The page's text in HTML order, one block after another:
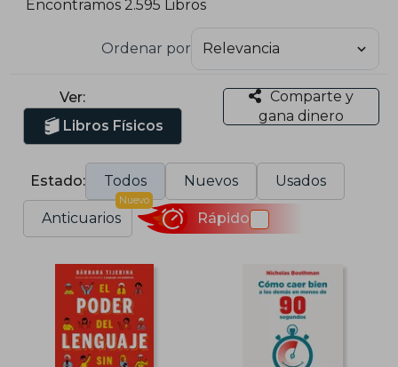
Encontramos 2.595 Libros
Ordenar por
Ver:
Libros Físicos
Comparte y
gana dinero
Estado: Todos Nuevos Usados
Anticuarios
Nuevo
Rápido